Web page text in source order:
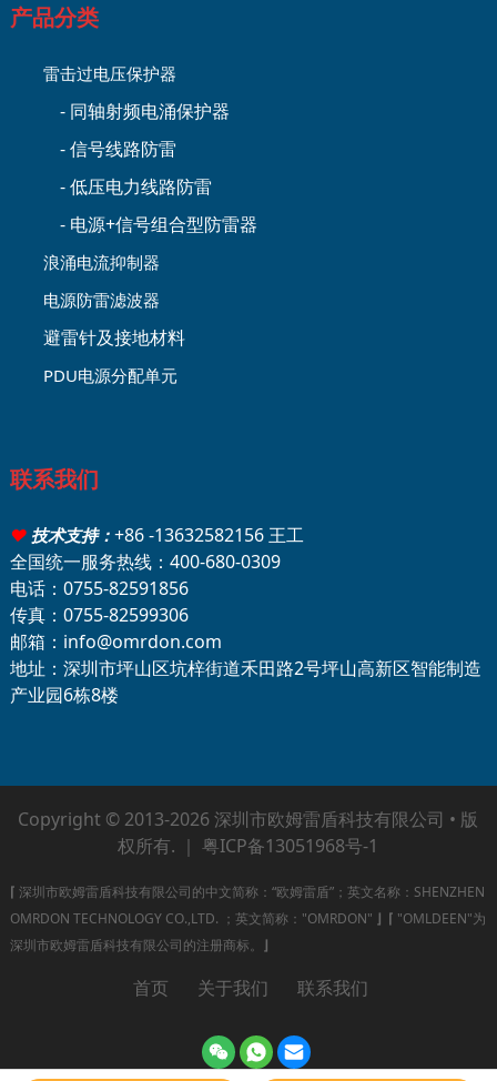
产品分类
雷击过电压保护器
- 同轴射频电涌保护器
- 信号线路防雷
- 低压电力线路防雷
- 电源+信号组合型防雷器
浪涌电流抑制器
电源防雷滤波器
避雷针及接地材料
PDU电源分配单元
联系我们
♥技术支持： +86 -13632582156 王工
全国统一服务热线：400-680-0309
电话：0755-82591856
传真：0755-82599306
邮箱：info@omrdon.com
地址：深圳市坪山区坑梓街道禾田路2号坪山高新区智能制造
产业园6栋8楼
Copyright © 2013-2026 深圳市欧姆雷盾科技有限公司 • 版
权所有. ｜粤ICP备13051968号-1
⌈ 深圳市欧姆雷盾科技有限公司的中文简称：“欧姆雷盾”；英文名称：SHENZHEN
OMRDON TECHNOLOGY CO.,LTD. ；英文简称："OMRDON" ⌋ ⌈ "OMLDEEN"为
深圳市欧姆雷盾科技有限公司的注册商标。 ⌋
首页 关于我们 联系我们